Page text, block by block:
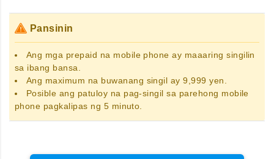
Pansinin
Ang mga prepaid na mobile phoneay maaaring singilin
sa ibang bansa.
Ang maximum na buwanang singil ay 9,999 yen.
Posible ang patuloy na pag-singil sa parehong mobile
phone pagkalipas ng 5 minuto.